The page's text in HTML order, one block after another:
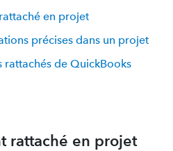
en projet
précises dans un projet
rattachés de QuickBooks
rattaché en projet